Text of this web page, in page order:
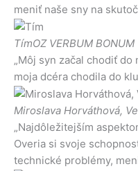
meniť naše sny na
TímOZ VERBUM BONUM
„Môj syn začal chodiť
moja dcéra chodila do
Miroslava Horváthová,
„Najdôležitejším
Overia si svoje
technické problémy,